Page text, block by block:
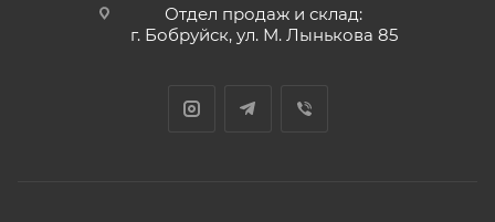
Отдел продаж и склад:
г. Бобруйск, ул. М. Лынькова 85